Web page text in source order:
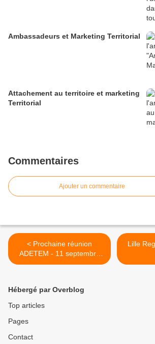
Ambassadeurs et Marketing Territorial
Attachement au territoire et marketing
Territorial
Commentaires
Ajouter un commentaire
< Prochaine réunion
ADETEM - 11 septembre
2013
Lille
Hébergé par Overblog
Top articles
Pages
Contact